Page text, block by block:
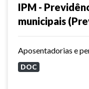
IPM -
municipais
DOC